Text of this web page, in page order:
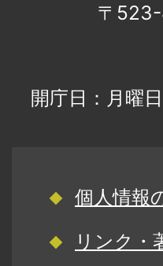
〒523-
開庁日：月曜
個人情報
リンク・